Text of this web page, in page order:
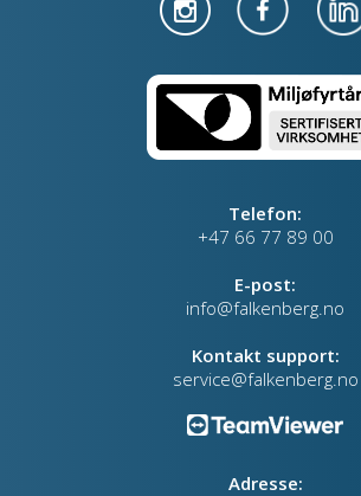
Telefon:
+47 66 77 89 00
E-post:
info@falkenberg.no
Kontakt support:
service@falkenberg.no
Adresse: